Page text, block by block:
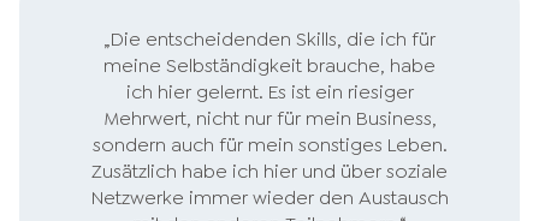
„Die entscheidenden Skills, die ich für
meine Selbständigkeit brauche, habe
ich hier gelernt. Es ist ein riesiger
Mehrwert, nicht nur für mein Business,
sondern auch für mein sonstiges Leben.
Zusätzlich habe ich hier und über soziale
Netzwerke immer wieder den Austausch